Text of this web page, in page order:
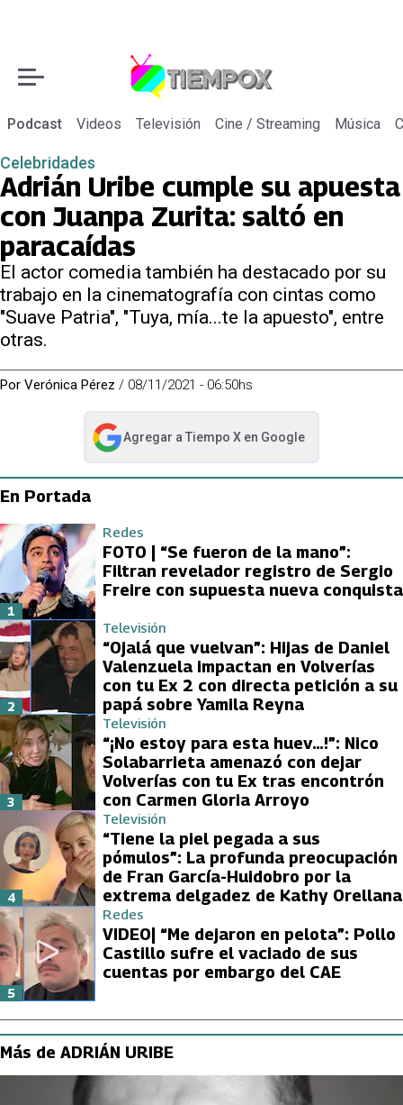
Podcast Videos Televisión Cine / Streaming Música
Celebridades
Adrián Uribe cumple su apuesta
con Juanpa Zurita: saltó en
paracaídas
El actor comedia también ha destacado por su
trabajo en la cinematografía con cintas como
"Suave Patria", "Tuya, mía...te la apuesto", entre
otras.
Por Verónica Pérez / 08/11/2021 - 06:50hs
Agregar a Tiempo Xen Google
abre en nueva pestaña
En Portada
Redes
FOTO | “Se fueron de la mano”:
Filtran revelador registro de Sergio
Freire con supuesta nueva conquista
1
Televisión
“Ojalá que vuelvan”: Hijas de Daniel
Valenzuela impactan en Volverías
con tu Ex 2 con directa petición a su
papá sobre Yamila Reyna
2
Televisión
“¡No estoy para esta huev…!”: Nico
Solabarrieta amenazó con dejar
Volverías con tu Ex tras encontrón
con Carmen Gloria Arroyo
3
Televisión
“Tiene la piel pegada a sus
pómulos”: La profunda preocupación
de Fran García-Huidobro por la
extrema delgadez de Kathy Orellana
4
Redes
VIDEO| “Me dejaron en pelota”: Pollo
Castillo sufre el vaciado de sus
cuentas por embargo del CAE
5
Más de ADRIÁN URIBE